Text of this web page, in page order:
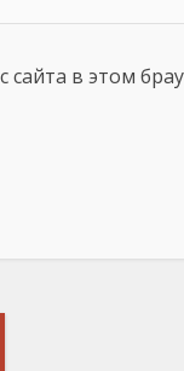
сайта в этом